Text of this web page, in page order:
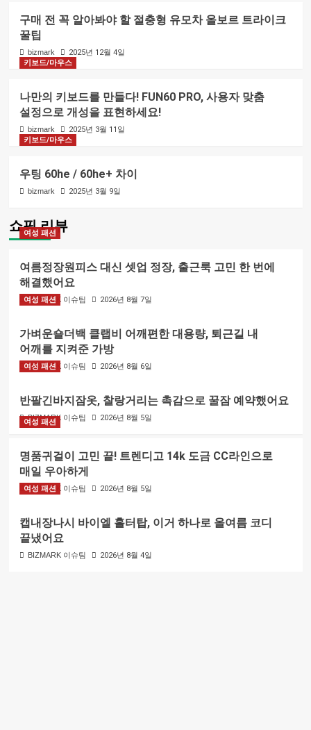
구매 전 꼭 알아봐야 할 절충형 유모차 올보르 트라이크
꿀팁
bizmark
2025년 12월 4일
키보드/마우스
나만의 키보드를 만들다! FUN60 PRO, 사용자 맞춤
설정으로 개성을 표현하세요!
bizmark
2025년 3월 11일
키보드/마우스
우팅 60he / 60he+ 차이
bizmark 2025년 3월 9일
쇼핑 리뷰
여성 패션
여름정장원피스 대신 셋업 정장, 출근룩 고민 한 번에
해결했어요
BIZMARK 이슈팀 2026년 8월 7일
여성 패션
가벼운숄더백 클랩비 어깨편한 대용량, 퇴근길 내
어깨를 지켜준 가방
BIZMARK 이슈팀 2026년 8월 6일
여성 패션
반팔긴바지잠옷, 찰랑거리는 촉감으로 꿀잠 예약했어요
BIZMARK 이슈팀 2026년 8월 5일
여성 패션
명품귀걸이 고민 끝! 트렌디고 14k 도금 CC라인으로
매일 우아하게
BIZMARK 이슈팀 2026년 8월 5일
여성 패션
캡내장나시 바이엘 홀터탑, 이거 하나로 올여름 코디
끝냈어요
BIZMARK 이슈팀 2026년 8월 4일